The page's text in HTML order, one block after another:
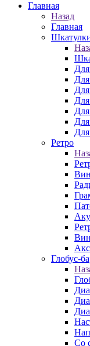
Главная
Назад
Главная
Ретро
Глобус-
Со